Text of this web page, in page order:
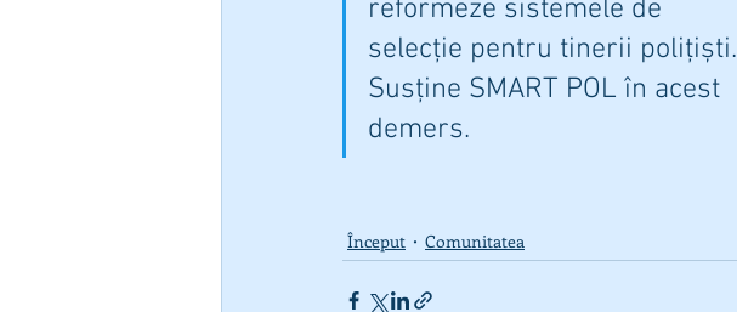
reformeze sistemele de
selecție pentru tinerii polițiști.
Susține SMART POL în acest
demers.
Început Comunitatea